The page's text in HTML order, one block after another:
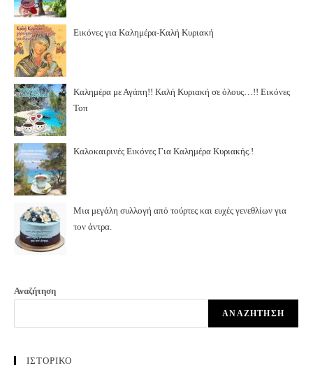
Εικόνες για Καλημέρα-Καλή Κυριακή
Καλημέρα με Αγάπη!! Καλή Κυριακή σε όλους…!! Εικόνες
Τοπ
Καλοκαιρινές Εικόνες Για Καλημέρα Κυριακής.!
Μια μεγάλη συλλογή από τούρτες και ευχές γενεθλίων για
τον άντρα.
Αναζήτηση
ΑΝΑΖΉΤΗΣΗ
ΙΣΤΟΡΙΚΟ